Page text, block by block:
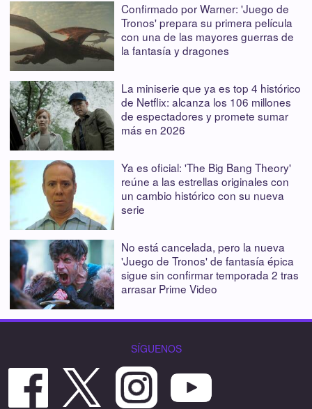
Confirmado por Warner: 'Juego de
Tronos' prepara su primera película
con una de las mayores guerras de
la fantasía y dragones
La miniserie que ya es top 4 histórico
de Netflix: alcanza los 106 millones
de espectadores y promete sumar
más en 2026
Ya es oficial: 'The Big Bang Theory'
reúne a las estrellas originales con
un cambio histórico con su nueva
serie
No está cancelada, pero la nueva
'Juego de Tronos' de fantasía épica
sigue sin confirmar temporada 2 tras
arrasar Prime Video
SÍGUENOS